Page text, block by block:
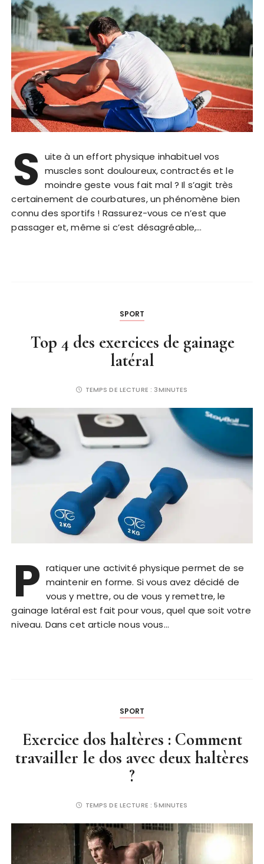
S uite à un effort physique inhabituel vos
muscles sont douloureux, contractés et le
moindre geste vous fait mal ? Il s’agit très
certainement de courbatures, un phénomène bien
connu des sportifs ! Rassurez-vous ce n’est que
passager et, même si c’est désagréable,…
SPORT
Top 4 des exercices de gainage
latéral
TEMPS DE LECTURE : 3MINUTES
P ratiquer une activité physique permet de se
maintenir en forme. Si vous avez décidé de
vous y mettre, ou de vous y remettre, le
gainage latéral est fait pour vous, quel que soit votre
niveau. Dans cet article nous vous…
SPORT
Exercice dos haltères : Comment
travailler le dos avec deux haltères
?
TEMPS DE LECTURE :5MINUTES